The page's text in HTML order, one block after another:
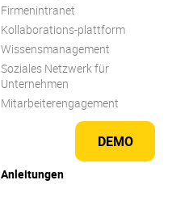
DEMO
Firmenintranet
Kollaborations-plattform
Wissensmanagement
Soziales Netzwerk für
Unternehmen
Mitarbeiterengagement
Anleitungen